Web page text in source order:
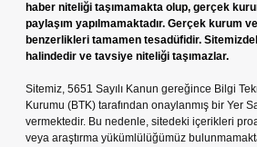
haber niteliği taşımamakta olup, gerçek
paylaşım yapılmamaktadır. Gerçek kurum
benzerlikleri tamamen tesadüfidir.
halindedir ve tavsiye niteliği taşımazlar.
Sitemiz, 5651 Sayılı Kanun gereğince Bilgi
Kurumu (BTK) tarafından onaylanmış bir Yer
vermektedir. Bu nedenle, sitedeki içerikleri
veya araştırma yükümlülüğümüz